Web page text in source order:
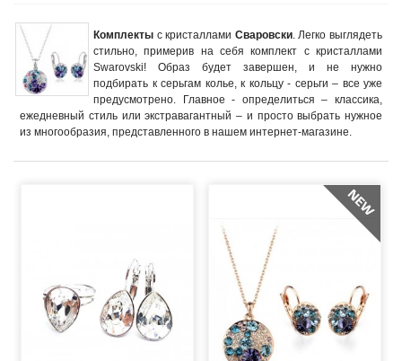
Комплекты с кристаллами Сваровски. Легко выглядеть
стильно, примерив на себя комплект с кристаллами
Swarovski! Образ будет завершен, и не нужно
подбирать к серьгам колье, к кольцу - серьги – все уже
предусмотрено. Главное - определиться – классика,
ежедневный стиль или экстравагантный – и просто выбрать нужное
из многообразия, представленного в нашем интернет-магазине.